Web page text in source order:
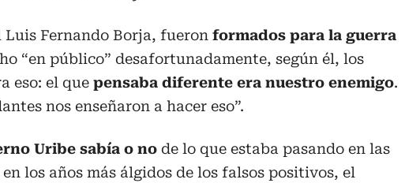
Luis Fernando Borja, fueron formados para la guerra
“en público” desafortunadamente, según él, los
eso: el que pensaba diferente era nuestro enemigo.
nos enseñaron a hacer eso”.
Uribe sabía o no de lo que estaba pasando en las
los años más álgidos de los falsos positivos, el